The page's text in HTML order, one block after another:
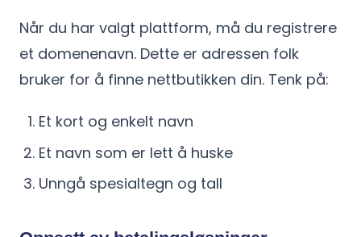
Når du har valgt plattform, må du registrere
et domenenavn. Dette er adressen folk
bruker for å finne nettbutikken din. Tenk på:
Et kort og enkelt navn
Et navn som er lett å huske
Unngå spesialtegn og tall